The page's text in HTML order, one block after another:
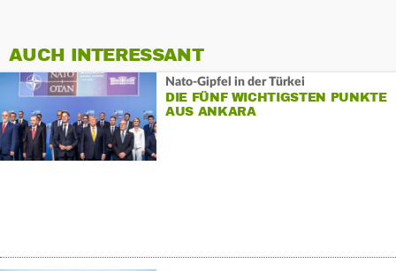
AUCH INTERESSANT
Nato-Gipfel in der Türkei
DIE FÜNF WICHTIGSTEN PUNKTE
AUS ANKARA